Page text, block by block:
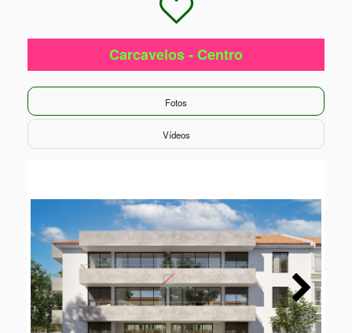
Carcavelos - Centro
Fotos
Vídeos
Next